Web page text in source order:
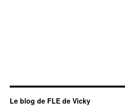
Le blog de FLE de Vicky